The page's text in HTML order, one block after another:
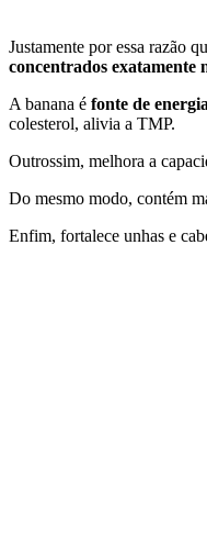
Justamente por essa razão
concentrados exatamente
A banana é fonte de
colesterol, alivia a TMP.
Outrossim, melhora a
Do mesmo modo, contém
Enfim, fortalece unhas e